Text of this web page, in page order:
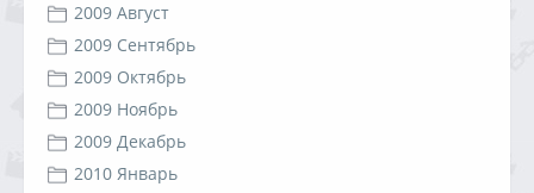
2009 Август
2009 Сентябрь
2009 Октябрь
2009 Ноябрь
2009 Декабрь
2010 Январь